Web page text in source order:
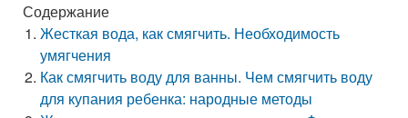
Содержание
Жесткая вода, как смягчить. Необходимость
умягчения
Как смягчить воду для ванны. Чем смягчить воду
для купания ребенка: народные методы